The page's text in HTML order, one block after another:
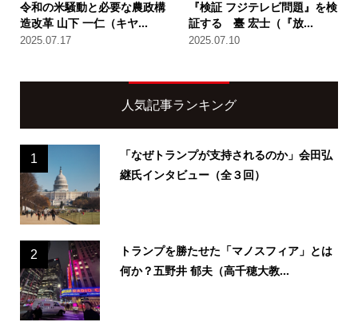
令和の米騒動と必要な農政構
造改革 山下 一仁（キヤ...
2025.07.17
『検証 フジテレビ問題』を検
証する 臺 宏士（『放...
2025.07.10
人気記事ランキング
1
「なぜトランプが支持されるのか」会田弘
継氏インタビュー（全３回）
2
トランプを勝たせた「マノスフィア」とは
何か？五野井 郁夫（高千穂大教...